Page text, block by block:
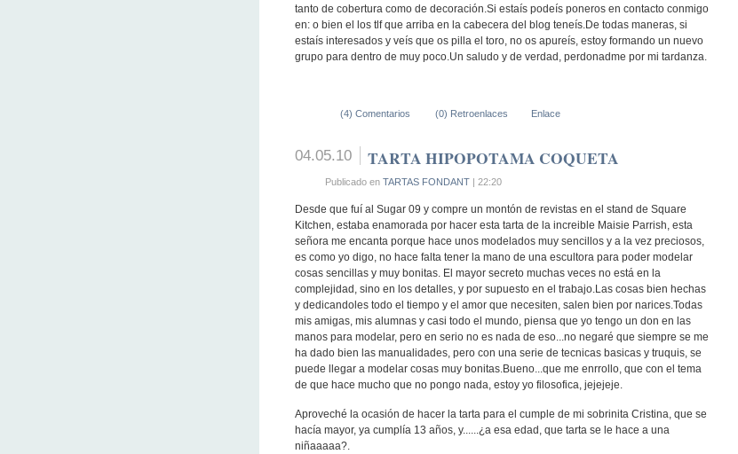
tanto de cobertura como de decoración.Si estaís podeís poneros en contacto conmigo
en: o bien el los tlf que arriba en la cabecera del blog teneís.De todas maneras, si
estaís interesados y veís que os pilla el toro, no os apureís, estoy formando un nuevo
grupo para dentro de muy poco.Un saludo y de verdad, perdonadme por mi tardanza.
(4) Comentarios (0) Retroenlaces Enlace
04.05.10 TARTA HIPOPOTAMA COQUETA
Publicado en TARTAS FONDANT| 22:20
Desde que fuí al Sugar 09 y compre un montón de revistas en el stand de Square
Kitchen, estaba enamorada por hacer esta tarta de la increible Maisie Parrish, esta
señora me encanta porque hace unos modelados muy sencillos y a la vez preciosos,
es como yo digo, no hace falta tener la mano de una escultora para poder modelar
cosas sencillas y muy bonitas. El mayor secreto muchas veces no está en la
complejidad, sino en los detalles, y por supuesto en el trabajo.Las cosas bien hechas
y dedicandoles todo el tiempo y el amor que necesiten, salen bien por narices.Todas
mis amigas, mis alumnas y casi todo el mundo, piensa que yo tengo un don en las
manos para modelar, pero en serio no es nada de eso...no negaré que siempre se me
ha dado bien las manualidades, pero con una serie de tecnicas basicas y truquis, se
puede llegar a modelar cosas muy bonitas.Bueno...que me enrrollo, que con el tema
de que hace mucho que no pongo nada, estoy yo filosofica, jejejeje.
Aproveché la ocasión de hacer la tarta para el cumple de mi sobrinita Cristina, que se
hacía mayor, ya cumplía 13 años, y......¿a esa edad, que tarta se le hace a una
niñaaaaa?.